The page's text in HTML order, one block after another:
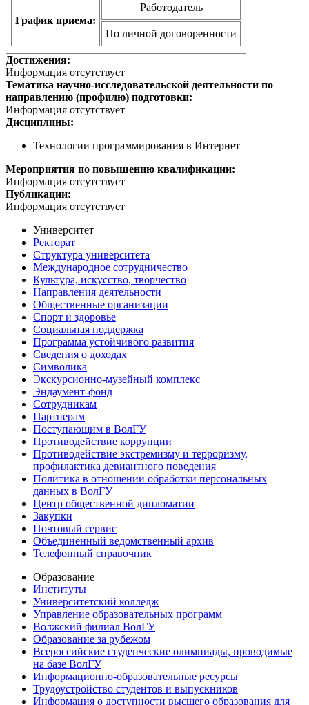
График приема:
Работодатель
По личной договоренности
Достижения:
Информация отсутствует
Тематика научно-исследовательской деятельности по
направлению (профилю) подготовки:
Информация отсутствует
Дисциплины:
Технологии программирования в Интернет
Мероприятия по повышению квалификации:
Информация отсутствует
Публикации:
Информация отсутствует
Университет
Ректорат
Структура университета
Международное сотрудничество
Культура, искусство, творчество
Направления деятельности
Общественные организации
Спорт и здоровье
Социальная поддержка
Программа устойчивого развития
Сведения о доходах
Символика
Экскурсионно-музейный комплекс
Эндаумент-фонд
Сотрудникам
Партнерам
Поступающим в ВолГУ
Противодействие коррупции
Противодействие экстремизму и терроризму,
профилактика девиантного поведения
Политика в отношении обработки персональных
данных в ВолГУ
Центр общественной дипломатии
Закупки
Почтовый сервис
Объединенный ведомственный архив
Телефонный справочник
Образование
Институты
Университетский колледж
Управление образовательных программ
Волжский филиал ВолГУ
Образование за рубежом
Всероссийские студенческие олимпиады, проводимые
на базе ВолГУ
Информационно-образовательные ресурсы
Трудоустройство студентов и выпускников
Информация о доступности высшего образования для